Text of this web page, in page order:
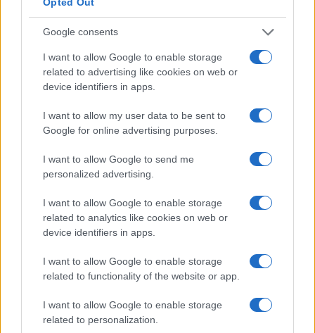
Google consents
I want to allow Google to enable storage
related to advertising like cookies on web or
device identifiers in apps.
I want to allow my user data to be sent to
Google for online advertising purposes.
I want to allow Google to send me
personalized advertising.
I want to allow Google to enable storage
related to analytics like cookies on web or
device identifiers in apps.
I want to allow Google to enable storage
related to functionality of the website or app.
I want to allow Google to enable storage
related to personalization.
Il ruolo controverso della psicologia nella
società contemporanea
La psicologia sta ridefinendo il concetto di salute mentale, ma il
suo ruolo nella società è controverso. Scopri come questa
disciplina influisce…
Beatrice Bonaventura · 20 Lug 2026
PSICOLOGIA
Giffoni Film Festival 2026: Effetto Domino